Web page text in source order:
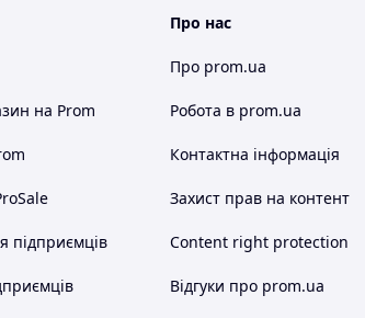
на Prom
підприємців
Про нас
Про prom.ua
Робота в prom.ua
Контактна інформація
Захист прав на контент
Content right protection
Відгуки про prom.ua